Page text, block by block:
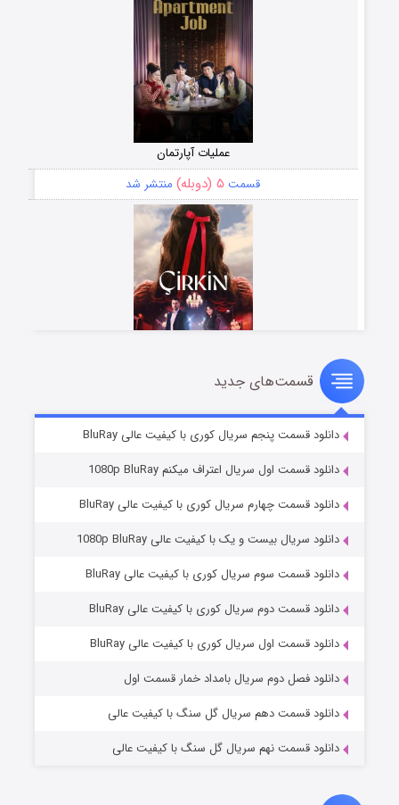
عملیات آپارتمان
قسمت ۵ (دوبله) منتشر شد
سریال زشت
قسمت۲ (زیرنویس) منتشر شد
مردگان متحرک: شهر مرده ۳
قسمت۲ (زیرنویس) منتشر شد
قسمت‌های جدید
دانلود قسمت پنجم سریال کوری با کیفیت عالی BluRay
دانلود قسمت اول سریال اعتراف میکنم 1080p BluRay
دانلود قسمت چهارم سریال کوری با کیفیت عالی BluRay
دانلود سریال بیست و یک با کیفیت عالی 1080p BluRay
دانلود قسمت سوم سریال کوری با کیفیت عالی BluRay
دانلود قسمت دوم سریال کوری با کیفیت عالی BluRay
دانلود قسمت اول سریال کوری با کیفیت عالی BluRay
دانلود فصل دوم سریال بامداد خمار قسمت اول
دانلود قسمت دهم سریال گل سنگ با کیفیت عالی
دانلود قسمت نهم سریال گل سنگ با کیفیت عالی